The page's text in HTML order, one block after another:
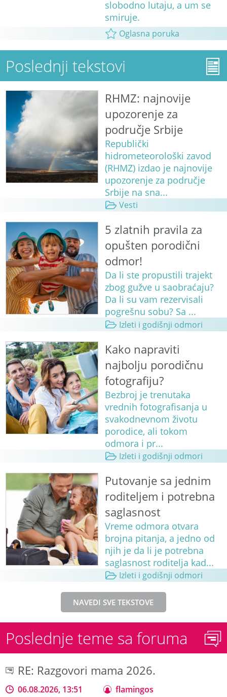
slobodno lutaju, a um se
smiruje.
Oglasna poruka
Poslednji tekstovi
RHMZ: najnovije
upozorenje za
područje Srbije
Republički
hidrometeorološki zavod
(RHMZ) izdao je najnovije
upozorenje za područje
Srbije na sna...
Vesti
5 zlatnih pravila za
opušten porodični
odmor!
Da li ste propustili trajekt
zbog gužve u saobraćaju?
Da li su vam rezervisali
pogrešnu sobu? Sa ...
Izleti i godišnji odmori
Kako napraviti
najbolju porodičnu
fotografiju?
Bezbroj je trenutaka
vrednih fotografisanja u
svakodnevnom životu
porodice, ali tokom
odmora i pr...
Izleti i godišnji odmori
Putovanje sa jednim
roditeljem i potrebna
saglasnost
Vreme odmora otvara
brojna pitanja, a jedno od
njih je da li je potrebna
saglasnost roditelja kad...
Izleti i godišnji odmori
NAVEDI SVE TEKSTOVE
Poslednje teme sa foruma
RE: Razgovori mama 2026.
06.08.2026, 13:51 flamingos